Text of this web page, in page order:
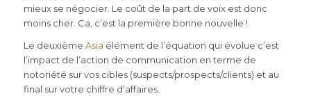
mieux se négocier. Le coût de la part de voix est donc
moins cher. Ca, c’est la première bonne nouvelle !
Le deuxième Asia élément de l’équation qui évolue c’est
l’impact de l’action de communication en terme de
notoriété sur vos cibles (suspects/prospects/clients) et au
final sur votre chiffre d’affaires.